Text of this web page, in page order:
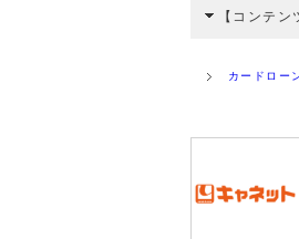
【コンテン
ミ収集などに
カードロー